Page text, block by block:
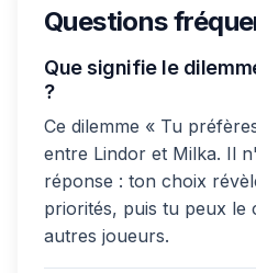
Questions
Que signifie le
?
Ce dilemme « Tu
entre Lindor et Milka. Il
réponse : ton choix
priorités, puis tu peux le
autres joueurs.